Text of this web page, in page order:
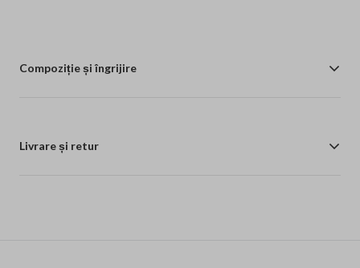
Compoziție și îngrijire
Livrare și retur